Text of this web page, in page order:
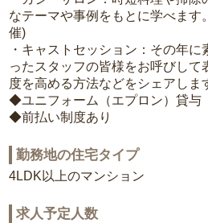
なテーマや事例をもとに学べます
催)
・キャストセッション：その年
ったスタッフの皆様をお呼びして
度を高める方法などをシェアしま
◆ユニフォーム（エプロン）貸与
◆前払い制度あり
勤務地の住宅タイプ
4LDK以上のマンション
求人予定人数